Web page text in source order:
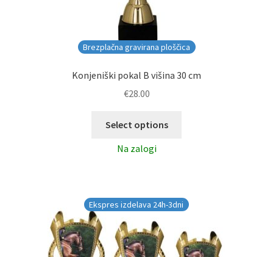
Brezplačna gravirana ploščica
Konjeniški pokal B višina 30 cm
€28.00
Select options
Na zalogi
Ekspres izdelava 24h-3dni